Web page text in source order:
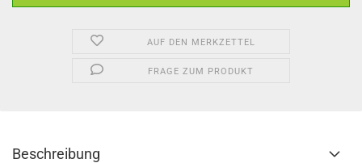
AUF DEN MERKZETTEL
FRAGE ZUM PRODUKT
Beschreibung